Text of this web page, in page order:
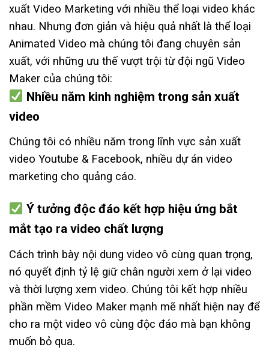
xuất Video Marketing với nhiều thể loại video khác
nhau. Nhưng đơn giản và hiệu quả nhất là thể loại
Animated Video mà chúng tôi đang chuyên sản
xuất, với những ưu thế vượt trội từ đội ngũ Video
Maker của chúng tôi:
Nhiều năm kinh nghiệm trong sản xuất
video
Chúng tôi có nhiều năm trong lĩnh vực sản xuất
video Youtube & Facebook, nhiều dự án video
marketing cho quảng cáo.
Ý tưởng độc đáo kết hợp hiệu ứng bắt
mắt tạo ra video chất lượng
Cách trình bày nội dung video vô cùng quan trọng,
nó quyết định tỷ lệ giữ chân người xem ở lại video
và thời lượng xem video. Chúng tôi kết hợp nhiều
phần mềm Video Maker mạnh mẽ nhất hiện nay để
cho ra một video vô cùng độc đáo mà bạn không
muốn bỏ qua.